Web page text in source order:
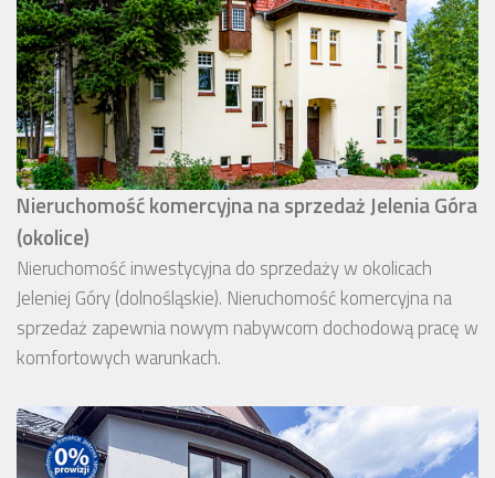
Nieruchomość komercyjna na sprzedaż Jelenia Góra
(okolice)
Nieruchomość inwestycyjna do sprzedaży w okolicach
Jeleniej Góry (dolnośląskie). Nieruchomość komercyjna na
sprzedaż zapewnia nowym nabywcom dochodową pracę w
komfortowych warunkach.